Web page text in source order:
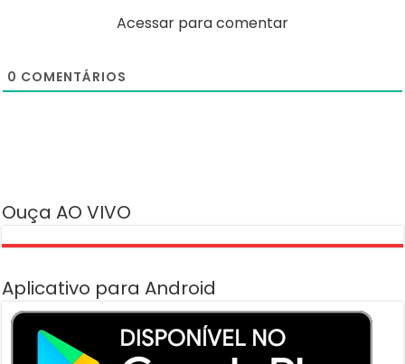
Acessar para comentar
0 COMENTÁRIOS
Ouça AO VIVO
Aplicativo para Android